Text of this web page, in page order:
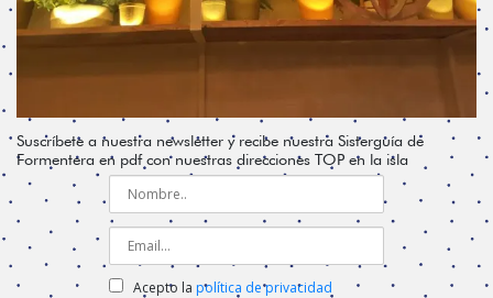
Suscríbete a nuestra newsletter y recibe nuestra Sisterguía de
Formentera en pdf con nuestras direcciones TOP en la isla
Acepto la política de privacidad